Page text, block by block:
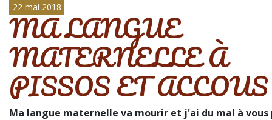
22 mai 2018
MA LANGUE
MATERNELLE À
PISSOS ET ACCOUS
Ma langue maternelle va mourir et j'ai du mal à vous